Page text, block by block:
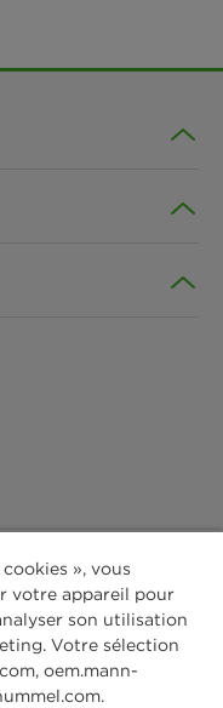
», vous
votre appareil pour
son utilisation
Votre sélection
oem.mann-